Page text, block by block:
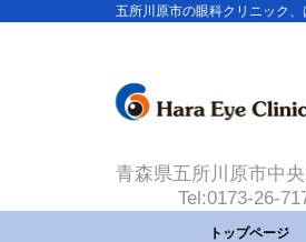
五所川原市の眼科クリニック
青森県五所川原市中
Tel:0173-26-
トップページ